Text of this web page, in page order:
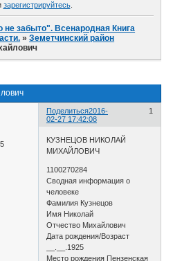
зарегистрируйтесь.
не забыто". Всенародная Книга
»Земетчинский район
Поделиться 1
2016-
02-27 17:42:08
КУЗНЕЦОВ НИКОЛАЙ
МИХАЙЛОВИЧ
1100270284
Сводная информация о
человеке
Фамилия Кузнецов
Имя Николай
Отчество Михайлович
Дата рождения/Возраст
__.__.1925
Место рождения Пензенская